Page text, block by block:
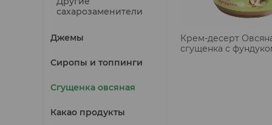
сахарозаменители
Джемы
Сиропы и топпинги
Сгущенка овсяная
Какао продукты
Крем-десерт
сгущенка с